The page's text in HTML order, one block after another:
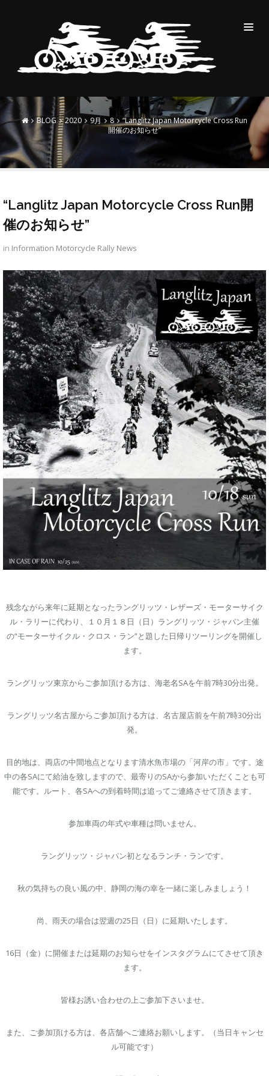
“LANGLITZ JAPAN
MOTORCYCLE CROSS RUN
開催のお知らせ”
BLOG 2020 9月 8
“Langlitz Japan Motorcycle Cross Run
開催のお知らせ”
“Langlitz Japan Motorcycle Cross Run開
催のお知らせ”
in Information Motorcycle Rally News
残念ながら来年に延期となったラングリッツ・レザーズ・モーターサイク
ル・ラリーに代わり、１０月１８日（日）ラングリッツ・ジャパン主催
の“モーターサイクル・クロス・ラン”と題した日帰りツーリングを開催し
ます。
ラングリッツ東京からご参加頂ける方は、海老名SAを午前7時30分出発。
ラングリッツ名古屋からご参加頂ける方は、名古屋店前を午前7時30分出
発。
目的地は、両店の中間地点となります清水魚市場の「河岸の市」です。途
中の各SAにて給油を致しますので、最寄りのSAから参加いただくことも可
能です。ルート、各SAへの到着時間は追ってご連絡させて頂きます。
参加車両の年式や車種は問いません。
ラングリッツ・ジャパン初となるランチ・ランです。
秋の気持ちの良い風の中、静岡の海の幸を一緒に楽しみましょう！
尚、雨天の場合は翌週の25日（日）に延期いたします。
16日（金）に開催または延期のお知らせをインスタグラムにてさせて頂き
ます。
皆様お誘い合わせの上ご参加下さいませ。
また、ご参加頂ける方は、各店舗へご連絡お願いします。（当日キャンセ
ル可能です）